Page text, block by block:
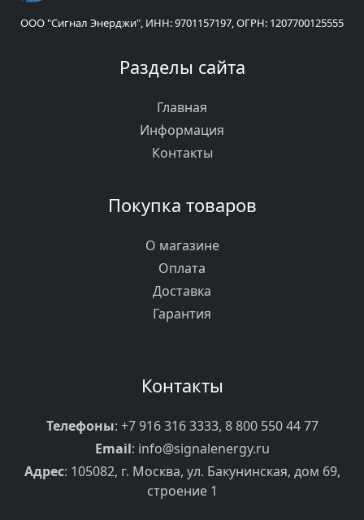
ООО "Сигнал Энерджи", ИНН: 9701157197, ОГРН: 1207700125555
Разделы сайта
Главная
Информация
Контакты
Покупка товаров
О магазине
Оплата
Доставка
Гарантия
Контакты
Телефоны: +7 916 316 3333, 8 800 550 44 77
Email: info@signalenergy.ru
Адрес: 105082, г. Москва, ул. Бакунинская, дом 69,
строение 1